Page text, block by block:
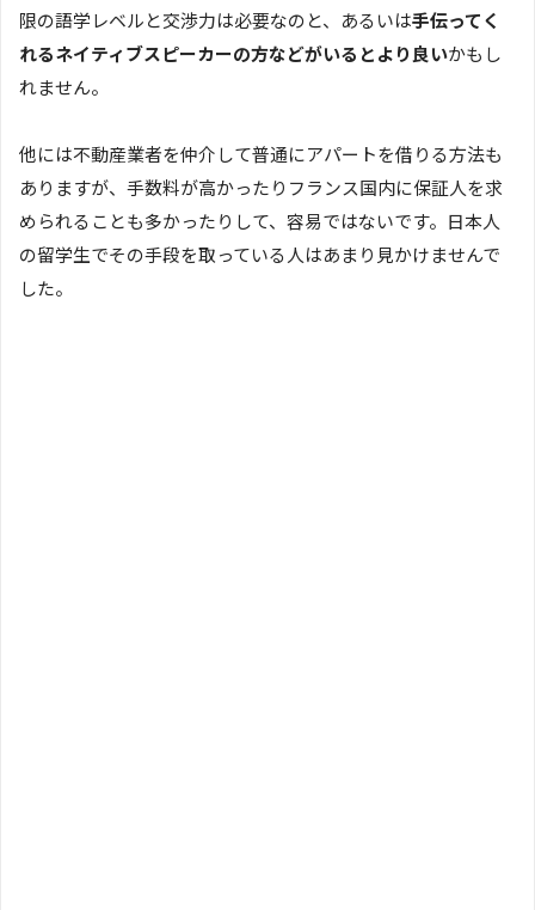
限の語学レベルと交渉力は必要なのと、あるいは手伝ってく
れるネイティブスピーカーの方などがいるとより良いかもし
れません。
他には不動産業者を仲介して普通にアパートを借りる方法も
ありますが、手数料が高かったりフランス国内に保証人を求
められることも多かったりして、容易ではないです。日本人
の留学生でその手段を取っている人はあまり見かけませんで
した。